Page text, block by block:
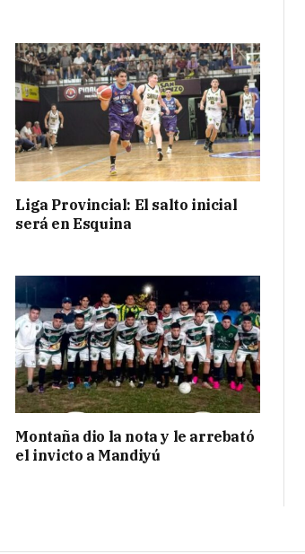
Liga Provincial: El salto inicial
será en Esquina
Montaña dio la nota y le arrebató
el invicto a Mandiyú